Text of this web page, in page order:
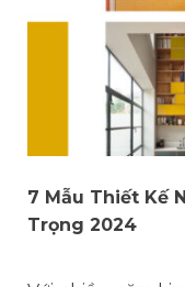
7 Mẫu Thiết Kế
Trọng 2024